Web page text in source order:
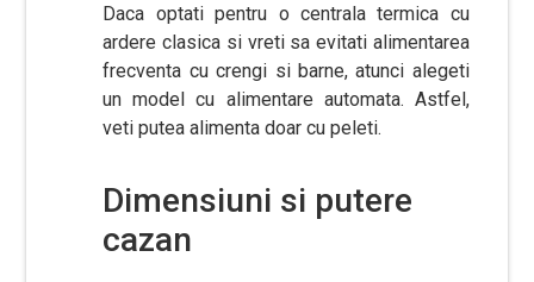
Daca optati pentru o centrala termica cu
ardere clasica si vreti sa evitati alimentarea
frecventa cu crengi si barne, atunci alegeti
un model cu alimentare automata. Astfel,
veti putea alimenta doar cu peleti.
Dimensiuni si putere
cazan